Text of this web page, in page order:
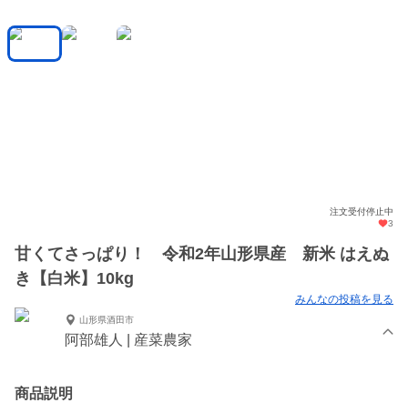
注文受付停止中
3
甘くてさっぱり！ 令和2年山形県産 新米 はえぬ
き【白米】10kg
みんなの投稿を見る
山形県酒田市
阿部雄人 | 産菜農家
商品説明